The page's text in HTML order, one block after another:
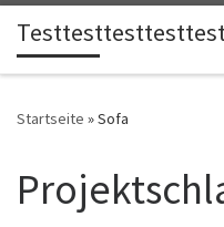
Zum Inhalt springen
Startseite »Sofa